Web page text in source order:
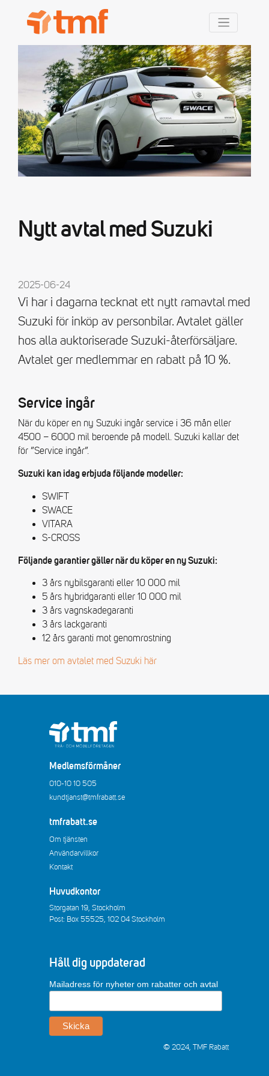
Nytt avtal med Suzuki
2025-06-24
Vi har i dagarna tecknat ett nytt ramavtal med
Suzuki för inköp av personbilar. Avtalet gäller
hos alla auktoriserade Suzuki-återförsäljare.
Avtalet ger medlemmar en rabatt på 10 %.
Service ingår
När du köper en ny Suzuki ingår service i 36 mån eller
4500 – 6000 mil beroende på modell. Suzuki kallar det
för ”Service ingår”.
Suzuki kan idag erbjuda följande modeller:
SWIFT
SWACE
VITARA
S-CROSS
Följande garantier gäller när du köper en ny Suzuki:
3 års nybilsgaranti eller 10 000 mil
5 års hybridgaranti eller 10 000 mil
3 års vagnskadegaranti
3 års lackgaranti
12 års garanti mot genomrostning
Läs mer om avtalet med Suzuki här
Medlemsförmåner
010-10 10 505
kundtjanst@tmfrabatt.se
tmfrabatt.se
Om tjänsten
Användarvillkor
Kontakt
Huvudkontor
Storgatan 19, Stockholm
Post: Box 55525, 102 04 Stockholm
Håll dig uppdaterad
Mailadress för nyheter om rabatter och avtal
© 2024, TMF Rabatt